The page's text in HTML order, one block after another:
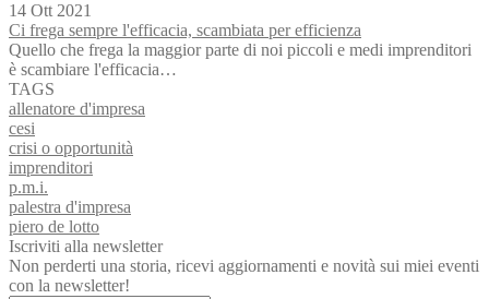
14 Ott 2021
Ci frega sempre l'efficacia, scambiata per efficienza
Quello che frega la maggior parte di noi piccoli e medi imprenditori
è scambiare l'efficacia…
TAGS
allenatore d'impresa
cesi
crisi o opportunità
imprenditori
p.m.i.
palestra d'impresa
piero de lotto
Iscriviti alla newsletter
Non perderti una storia, ricevi aggiornamenti e novità sui miei eventi
con la newsletter!